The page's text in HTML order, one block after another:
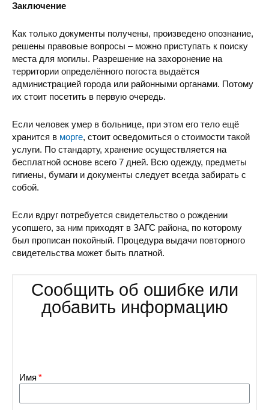
Областная
Областная Клиническая
Заключение
Как только документы получены, произведено опознание,
решены правовые вопросы – можно приступать к поиску
места для могилы. Разрешение на захоронение на
территории определённого погоста выдаётся
администрацией города или районными органами. Потому
их стоит посетить в первую очередь.
Если человек умер в больнице, при этом его тело ещё
хранится в морге, стоит осведомиться о стоимости такой
услуги. По стандарту, хранение осуществляется на
бесплатной основе всего 7 дней. Всю одежду, предметы
гигиены, бумаги и документы следует всегда забирать с
собой.
Если вдруг потребуется свидетельство о рождении
усопшего, за ним приходят в ЗАГС района, по которому
был прописан покойный. Процедура выдачи повторного
свидетельства может быть платной.
Сообщить об ошибке или
добавить информацию
Имя